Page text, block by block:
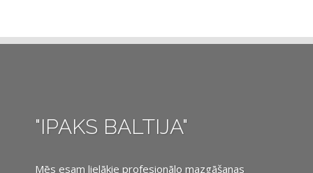
"IPAKS BALTIJA"
Mēs esam lielākie profesionālo mazgāšanas